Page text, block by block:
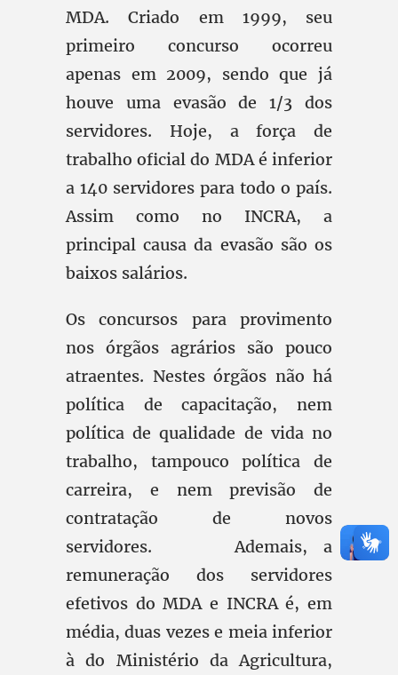
MDA. Criado em 1999, seu
primeiro concurso ocorreu
apenas em 2009, sendo que já
houve uma evasão de 1/3 dos
servidores. Hoje, a força de
trabalho oficial do MDA é inferior
a 140 servidores para todo o país.
Assim como no INCRA, a
principal causa da evasão são os
baixos salários.
Os concursos para provimento
nos órgãos agrários são pouco
atraentes. Nestes órgãos não há
política de capacitação, nem
política de qualidade de vida no
trabalho, tampouco política de
carreira, e nem previsão de
contratação de novos
servidores. Ademais, a
remuneração dos servidores
efetivos do MDA e INCRA é, em
média, duas vezes e meia inferior
à do Ministério da Agricultura,